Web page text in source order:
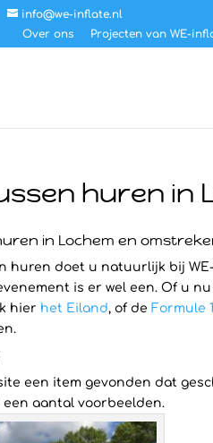
info@we-inflate.nl
Over ons
Projecten van WE-
huren in
in Lochem en
huren doet u natuurlijk bij
is er wel een. Of u
hier het Eiland, of de Formule 1
een item gevonden dat
aantal voorbeelden.